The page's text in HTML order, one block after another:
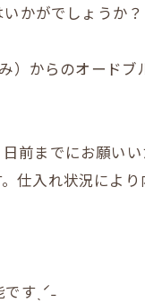
かがでしょうか？
）からのオードブ
前までにお願いい
仕入れ状況により
すˎˊ˗